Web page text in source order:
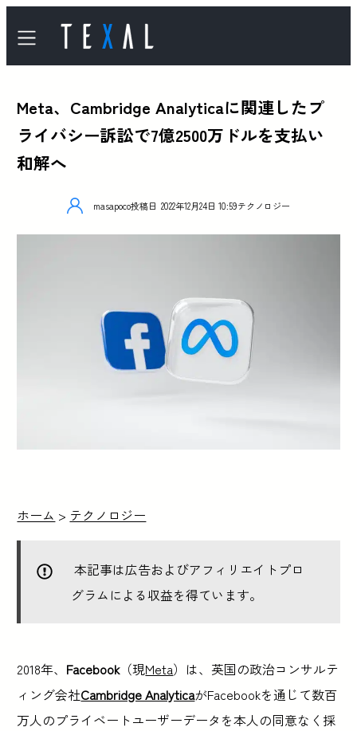
Meta、Cambridge Analyticaに関連したプ
ライバシー訴訟で7億2500万ドルを支払い
和解へ
masapoco投稿日 2022年12月24日 10:59テクノロジー
ホーム > テクノロジー
本記事は広告およびアフィリエイトプロ
グラムによる収益を得ています。
2018年、 Facebook（現Meta）は、英国の政治コンサルテ
ィング会社Cambridge AnalyticaがFacebookを通じて数百
万人のプライベートユーザーデータを本人の同意なく採